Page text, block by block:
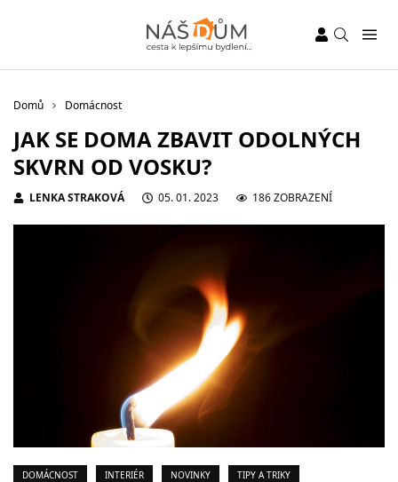
Domů Domácnost
JAK SE DOMA ZBAVIT ODOLNÝCH
SKVRN OD VOSKU?
LENKA STRAKOVÁ 05. 01. 2023 186 ZOBRAZENÍ
DOMÁCNOST INTERIÉR NOVINKY TIPY A TRIKY